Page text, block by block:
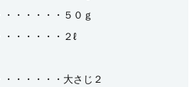
・・・・・５０ｇ
・・・・・２ℓ
・・・・・大さじ２